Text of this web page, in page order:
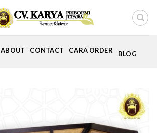
ABOUT CONTACT CARA ORDER BLOG